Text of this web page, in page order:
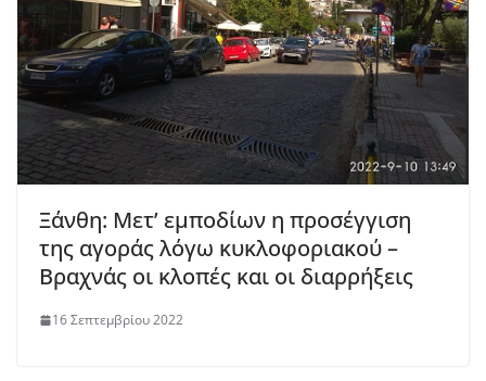
Ξάνθη: Μετ’ εμποδίων η προσέγγιση
της αγοράς λόγω κυκλοφοριακού –
Βραχνάς οι κλοπές και οι διαρρήξεις
16 Σεπτεμβρίου 2022